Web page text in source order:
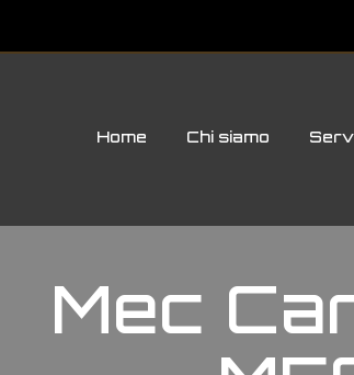
Home Chi siamo
Mec